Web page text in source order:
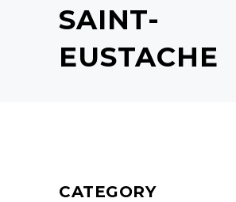
SAINT-
EUSTACHE
CATEGORY